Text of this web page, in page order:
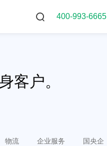
400-993-6665
客户。
物流 企业服务 国央企